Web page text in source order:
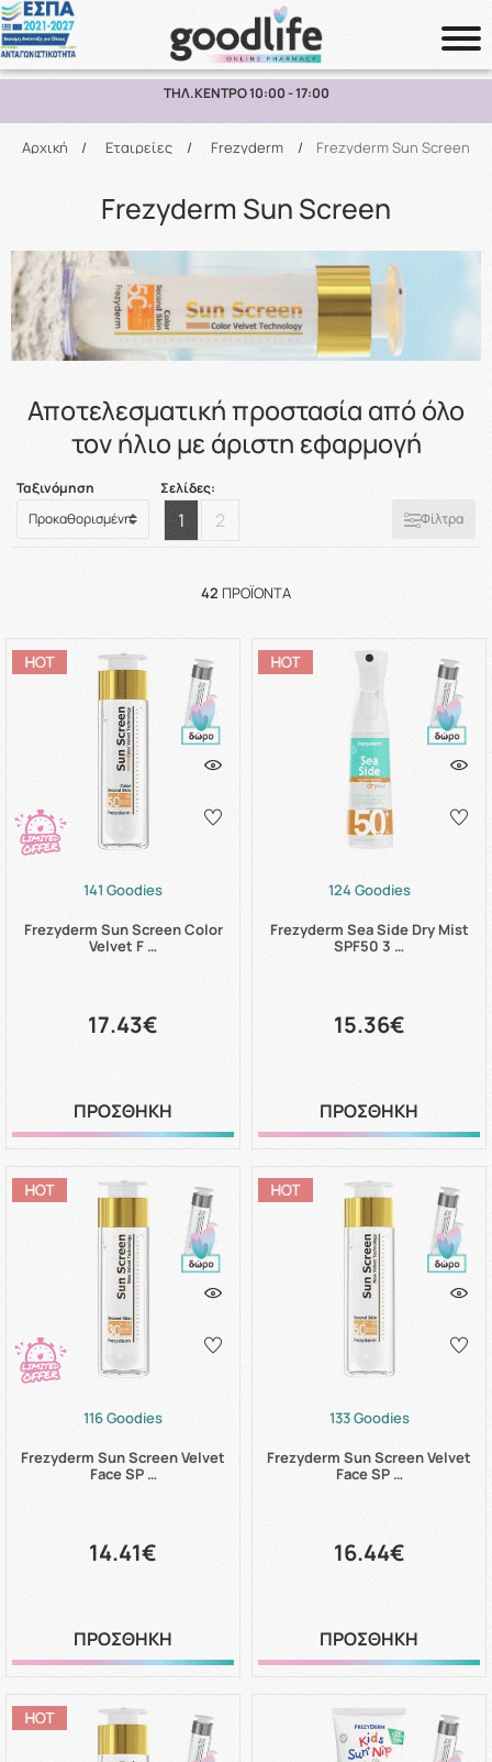
Αναζήτηση
ΠΑΡΑΛΑΒΗ ΑΠΟ ΤΟ ΚΑΤΑΣΤΗΜΑ ΑΝΩ ΤΩΝ 10€
Αρχική / Εταιρείες / Frezyderm / Frezyderm Sun Screen
Frezyderm Sun Screen
Αποτελεσματική προστασία από όλο
τον ήλιο με άριστη εφαρμογή
Ταξινόμηση Σελίδες:
1 2 Φίλτρα
42 ΠΡΟΪΌΝΤΑ
141 Goodies
Frezyderm Sun Screen Color
Velvet F …
17.43€
ΠΡΟΣΘΗΚΗ
124 Goodies
Frezyderm Sea Side Dry Mist
SPF50 3 …
15.36€
ΠΡΟΣΘΗΚΗ
116 Goodies
Frezyderm Sun Screen Velvet
Face SP …
14.41€
ΠΡΟΣΘΗΚΗ
133 Goodies
Frezyderm Sun Screen Velvet
Face SP …
16.44€
ΠΡΟΣΘΗΚΗ